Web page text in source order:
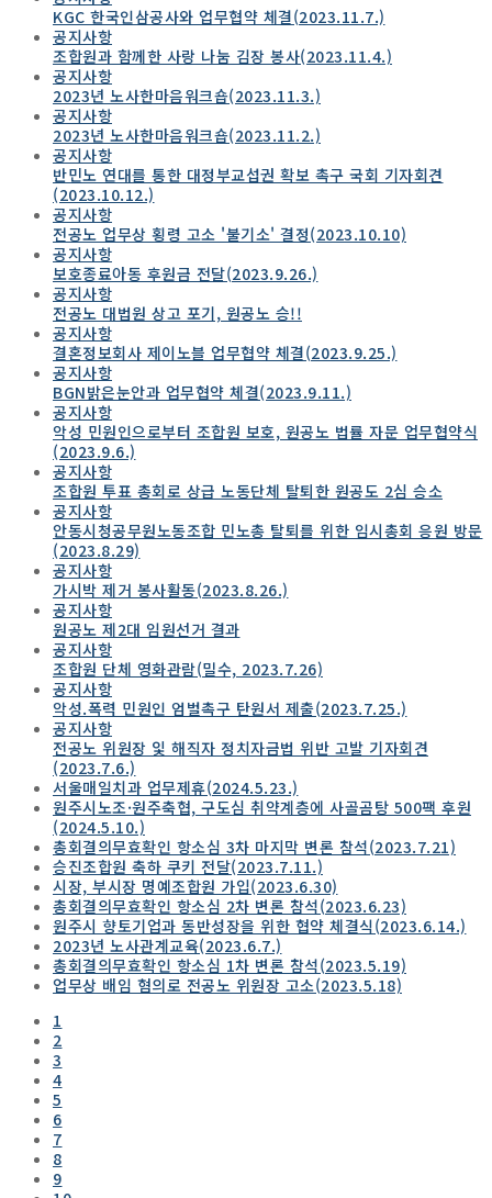
KGC 한국인삼공사와 업무협약 체결(2023.11.7.)
공지사항
조합원과 함께한 사랑 나눔 김장 봉사(2023.11.4.)
공지사항
2023년 노사한마음워크숍(2023.11.3.)
공지사항
2023년 노사한마음워크숍(2023.11.2.)
공지사항
반민노 연대를 통한 대정부교섭권 확보 촉구 국회 기자회견
(2023.10.12.)
공지사항
전공노 업무상 횡령 고소 '불기소' 결정(2023.10.10)
공지사항
보호종료아동 후원금 전달(2023.9.26.)
공지사항
전공노 대법원 상고 포기, 원공노 승!!
공지사항
결혼정보회사 제이노블 업무협약 체결(2023.9.25.)
공지사항
BGN밝은눈안과 업무협약 체결(2023.9.11.)
공지사항
악성 민원인으로부터 조합원 보호, 원공노 법률 자문 업무협약식
(2023.9.6.)
공지사항
조합원 투표 총회로 상급 노동단체 탈퇴한 원공도 2심 승소
공지사항
안동시청공무원노동조합 민노총 탈퇴를 위한 임시총회 응원 방문
(2023.8.29)
공지사항
가시박 제거 봉사활동(2023.8.26.)
공지사항
원공노 제2대 임원선거 결과
공지사항
조합원 단체 영화관람(밀수, 2023.7.26)
공지사항
악성.폭력 민원인 엄벌촉구 탄원서 제출(2023.7.25.)
공지사항
전공노 위원장 잋 해직자 정치자금법 위반 고발 기자회견
(2023.7.6.)
서울매일치과 업무제휴(2024.5.23.)
원주시노조·원주축협, 구도심 취약계층에 사골곰탕 500팩 후원
(2024.5.10.)
총회결의무효확인 항소심 3차 마지막 변론 참석(2023.7.21)
승진조합원 축하 쿠키 전달(2023.7.11.)
시장, 부시장 명예조합원 가입(2023.6.30)
총회결의무효확인 항소심 2차 변론 참석(2023.6.23)
원주시 향토기업과 동반성장을 위한 협약 체결식(2023.6.14.)
2023년 노사관계교육(2023.6.7.)
총회결의무효확인 항소심 1차 변론 참석(2023.5.19)
업무상 배임 혐의로 전공노 위원장 고소(2023.5.18)
1
2
3
4
5
6
7
8
9